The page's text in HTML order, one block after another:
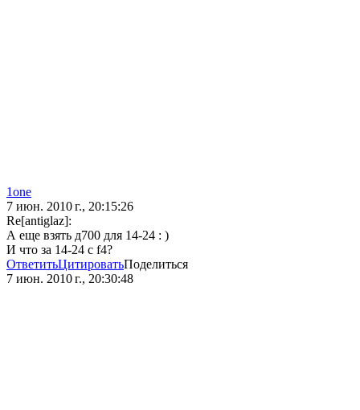
1one
7 июн. 2010 г., 20:15:26
Re[antiglaz]:
А еще взять д700 для 14-24 : )
И что за 14-24 с f4?
ОтветитьЦитироватьПоделиться
7 июн. 2010 г., 20:30:48